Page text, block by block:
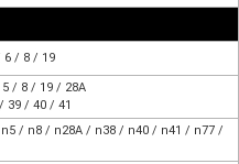
6 / 8 / 19
5 / 8 / 19 / 28A
39 / 40 / 41
/ n8 / n28A / n38 / n40 / n41 / n77 /